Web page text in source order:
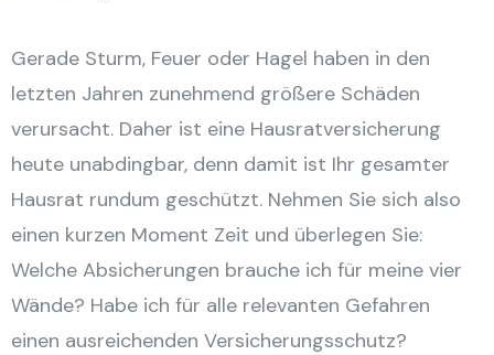
Gerade Sturm, Feuer oder Hagel haben in den
letzten Jahren zunehmend größere Schäden
verursacht. Daher ist eine Hausratversicherung
heute unabdingbar, denn damit ist Ihr gesamter
Hausrat rundum geschützt. Nehmen Sie sich also
einen kurzen Moment Zeit und überlegen Sie:
Welche Absicherungen brauche ich für meine vier
Wände? Habe ich für alle relevanten Gefahren
einen ausreichenden Versicherungsschutz?